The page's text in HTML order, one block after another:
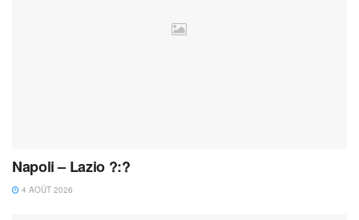
Napoli – Lazio ?:?
4 AOÛT 2026